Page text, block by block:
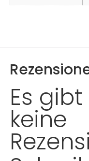
Es
keine